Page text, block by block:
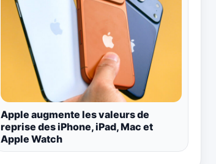
Apple augmente les valeurs de
reprise des iPhone, iPad, Mac et
Apple Watch